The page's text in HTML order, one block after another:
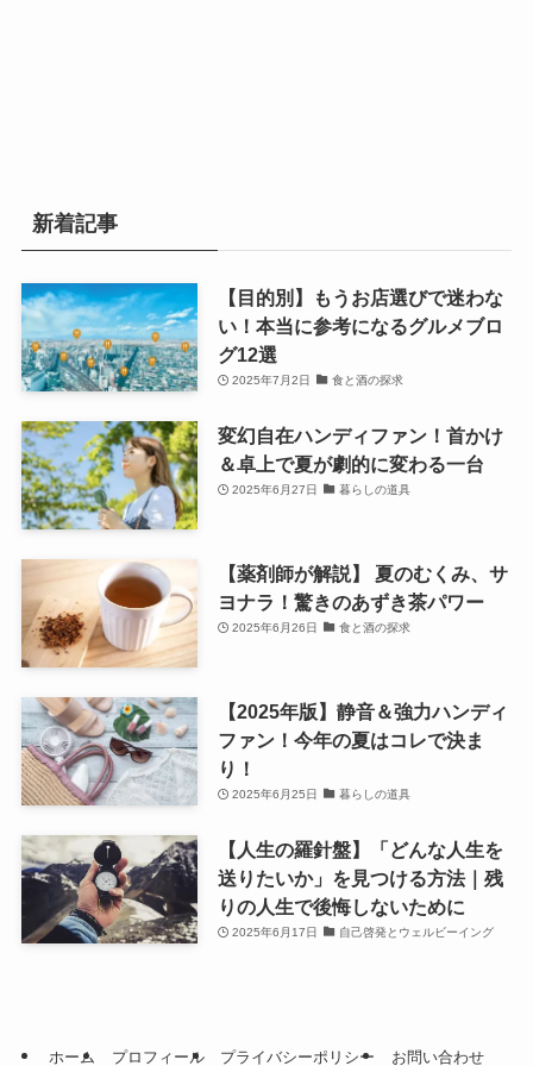
新着記事
【目的別】もうお店選びで迷わな
い！本当に参考になるグルメブロ
グ12選
2025年7月2日 食と酒の探求
変幻自在ハンディファン！首かけ
＆卓上で夏が劇的に変わる一台
2025年6月27日 暮らしの道具
【薬剤師が解説】 夏のむくみ、サ
ヨナラ！驚きのあずき茶パワー
2025年6月26日 食と酒の探求
【2025年版】静音＆強力ハンディ
ファン！今年の夏はコレで決ま
り！
2025年6月25日 暮らしの道具
【人生の羅針盤】「どんな人生を
送りたいか」を見つける方法｜残
りの人生で後悔しないために
2025年6月17日 自己啓発とウェルビーイング
ホーム プロフィール プライバシーポリシー お問い合わせ